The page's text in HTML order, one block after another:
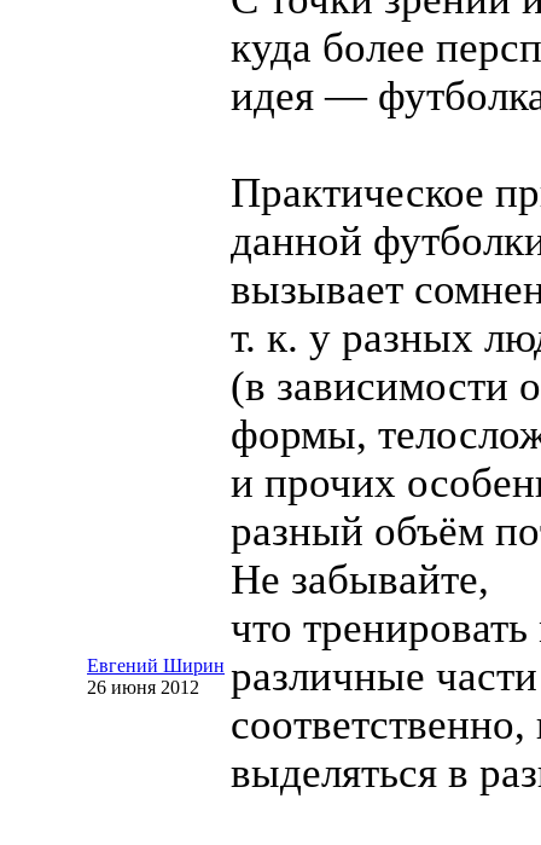
Евгений Ширин
26 июня 2012
куда более
идея —
Практическое
данной
вызывает
т. к. у разных
(в зависимости
формы,
и прочих
разный объём
Не забывайте,
что
различные
выделяться в